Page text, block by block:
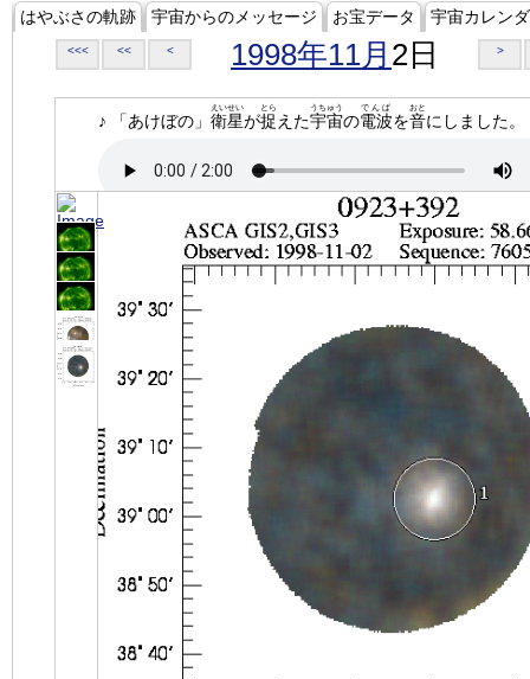
はやぶさの軌跡 宇宙からのメッセージ お宝データ 宇宙カレン
<<< << < 1998年11月 2日 >
♪ 「あけぼの」 衛星
えいせい
が捉
とら
えた宇宙
うちゅう
の電波
でんぱ
を音
おと
にしました。